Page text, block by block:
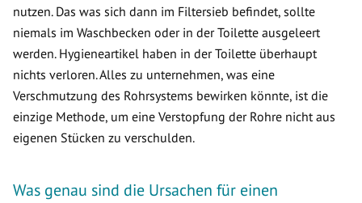
nutzen. Das was sich dann im Filtersieb befindet, sollte
niemals im Waschbecken oder in der Toilette ausgeleert
werden. Hygieneartikel haben in der Toilette überhaupt
nichts verloren. Alles zu unternehmen, was eine
Verschmutzung des Rohrsystems bewirken könnte, ist die
einzige Methode, um eine Verstopfung der Rohre nicht aus
eigenen Stücken zu verschulden.
Was genau sind die Ursachen für einen